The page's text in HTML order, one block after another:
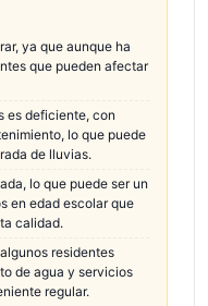
ya que aunque ha
que pueden afectar
es deficiente, con
lo que puede
de lluvias.
lo que puede ser un
en edad escolar que
calidad.
residentes
de agua y servicios
regular.